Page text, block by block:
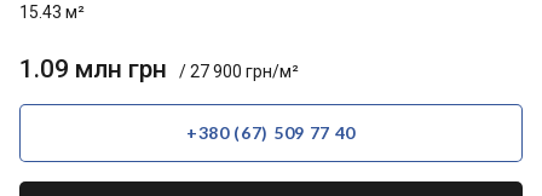
15.43 м²
1.09 млн грн / 27 900 грн/м²
+380 (67) 509 77 40